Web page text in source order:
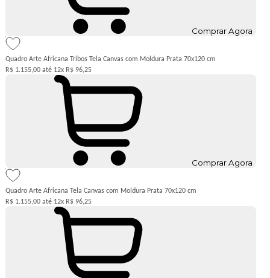
Comprar Agora
Quadro Arte Africana Tribos Tela Canvas com Moldura Prata 70x120 cm
R$ 1.155,00
12x R$ 96,25
Comprar Agora
Quadro Arte Africana Tela Canvas com Moldura Prata 70x120 cm
R$ 1.155,00
12x R$ 96,25